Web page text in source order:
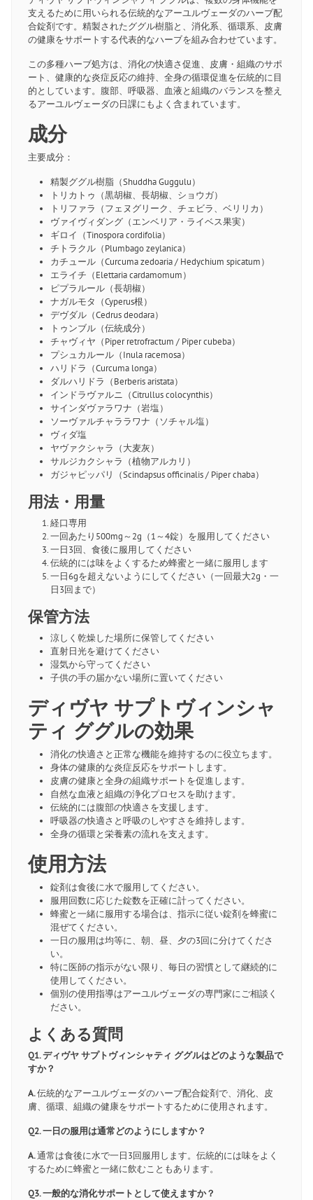
支えるために用いられる伝統的なアーユルヴェーダのハーブ配
合錠剤です。精製されたググル樹脂と、消化系、循環系、皮膚
の健康をサポートする代表的なハーブを組み合わせています。
この多種ハーブ処方は、消化の快適さ促進、皮膚・組織のサポ
ート、健康的な炎症反応の維持、全身の循環促進を伝統的に目
的としています。腹部、呼吸器、血液と組織のバランスを整え
るアーユルヴェーダの日課にもよく含まれています。
成分
主要成分：
精製ググル樹脂（Shuddha Guggulu）
トリカトゥ（黒胡椒、長胡椒、ショウガ）
トリファラ（フェヌグリーク、チェビラ、ベリリカ）
ヴァイヴィダング（エンベリア・ライベス果実）
ギロイ（Tinospora cordifolia）
チトラクル（Plumbago zeylanica）
カチュール（Curcuma zedoaria / Hedychium spicatum）
エライチ（Elettaria cardamomum）
ピプラルール（長胡椒）
ナガルモタ（Cyperus根）
デヴダル（Cedrus deodara）
トゥンブル（伝統成分）
チャヴィヤ（Piper retrofractum / Piper cubeba）
プシュカルール（Inula racemosa）
ハリドラ（Curcuma longa）
ダルハリドラ（Berberis aristata）
インドラヴァルニ（Citrullus colocynthis）
サインダヴァラワナ（岩塩）
ソーヴァルチャララワナ（ソチャル塩）
ヴィダ塩
ヤヴァクシャラ（大麦灰）
サルジカクシャラ（植物アルカリ）
ガジャピッパリ（Scindapsus officinalis / Piper chaba）
用法・用量
経口専用
一回あたり500mg～2g（1～4錠）を服用してください
一日3回、食後に服用してください
伝統的には味をよくするため蜂蜜と一緒に服用します
一日6gを超えないようにしてください（一回最大2g・一
日3回まで）
保管方法
涼しく乾燥した場所に保管してください
直射日光を避けてください
湿気から守ってください
子供の手の届かない場所に置いてください
ディヴヤ サプトヴィンシャ
ティ ググルの効果
消化の快適さと正常な機能を維持するのに役立ちます。
身体の健康的な炎症反応をサポートします。
皮膚の健康と全身の組織サポートを促進します。
自然な血液と組織の浄化プロセスを助けます。
伝統的には腹部の快適さを支援します。
呼吸器の快適さと呼吸のしやすさを維持します。
全身の循環と栄養素の流れを支えます。
使用方法
錠剤は食後に水で服用してください。
服用回数に応じた錠数を正確に計ってください。
蜂蜜と一緒に服用する場合は、指示に従い錠剤を蜂蜜に
混ぜてください。
一日の服用は均等に、朝、昼、夕の3回に分けてくださ
い。
特に医師の指示がない限り、毎日の習慣として継続的に
使用してください。
個別の使用指導はアーユルヴェーダの専門家にご相談く
ださい。
よくある質問
Q1. ディヴヤ サプトヴィンシャティ ググルはどのような製品で
すか？
A.伝統的なアーユルヴェーダのハーブ配合錠剤で、消化、皮
膚、循環、組織の健康をサポートするために使用されます。
Q2. 一日の服用は通常どのようにしますか？
A.通常は食後に水で一日3回服用します。伝統的には味をよく
するために蜂蜜と一緒に飲むこともあります。
Q3. 一般的な消化サポートとして使えますか？